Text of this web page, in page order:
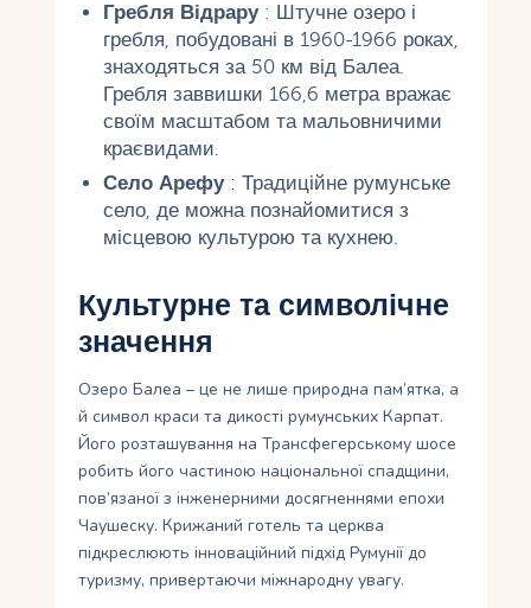
Гребля Відрару: Штучне озеро і
гребля, побудовані в 1960-1966 роках,
знаходяться за 50 км від Балеа.
Гребля заввишки 166,6 метра вражає
своїм масштабом та мальовничими
краєвидами.
Село Арефу: Традиційне румунське
село, де можна познайомитися з
місцевою культурою та кухнею.
Культурне та символічне
значення
Озеро Балеа – це не лише природна пам’ятка, а
й символ краси та дикості румунських Карпат.
Його розташування на Трансфегерському шосе
робить його частиною національної спадщини,
пов’язаної з інженерними досягненнями епохи
Чаушеску. Крижаний готель та церква
підкреслюють інноваційний підхід Румунії до
туризму, привертаючи міжнародну увагу.